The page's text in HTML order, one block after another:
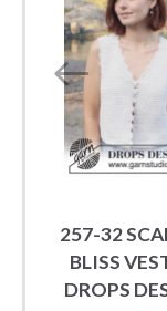
257-32
BLISS
DROPS